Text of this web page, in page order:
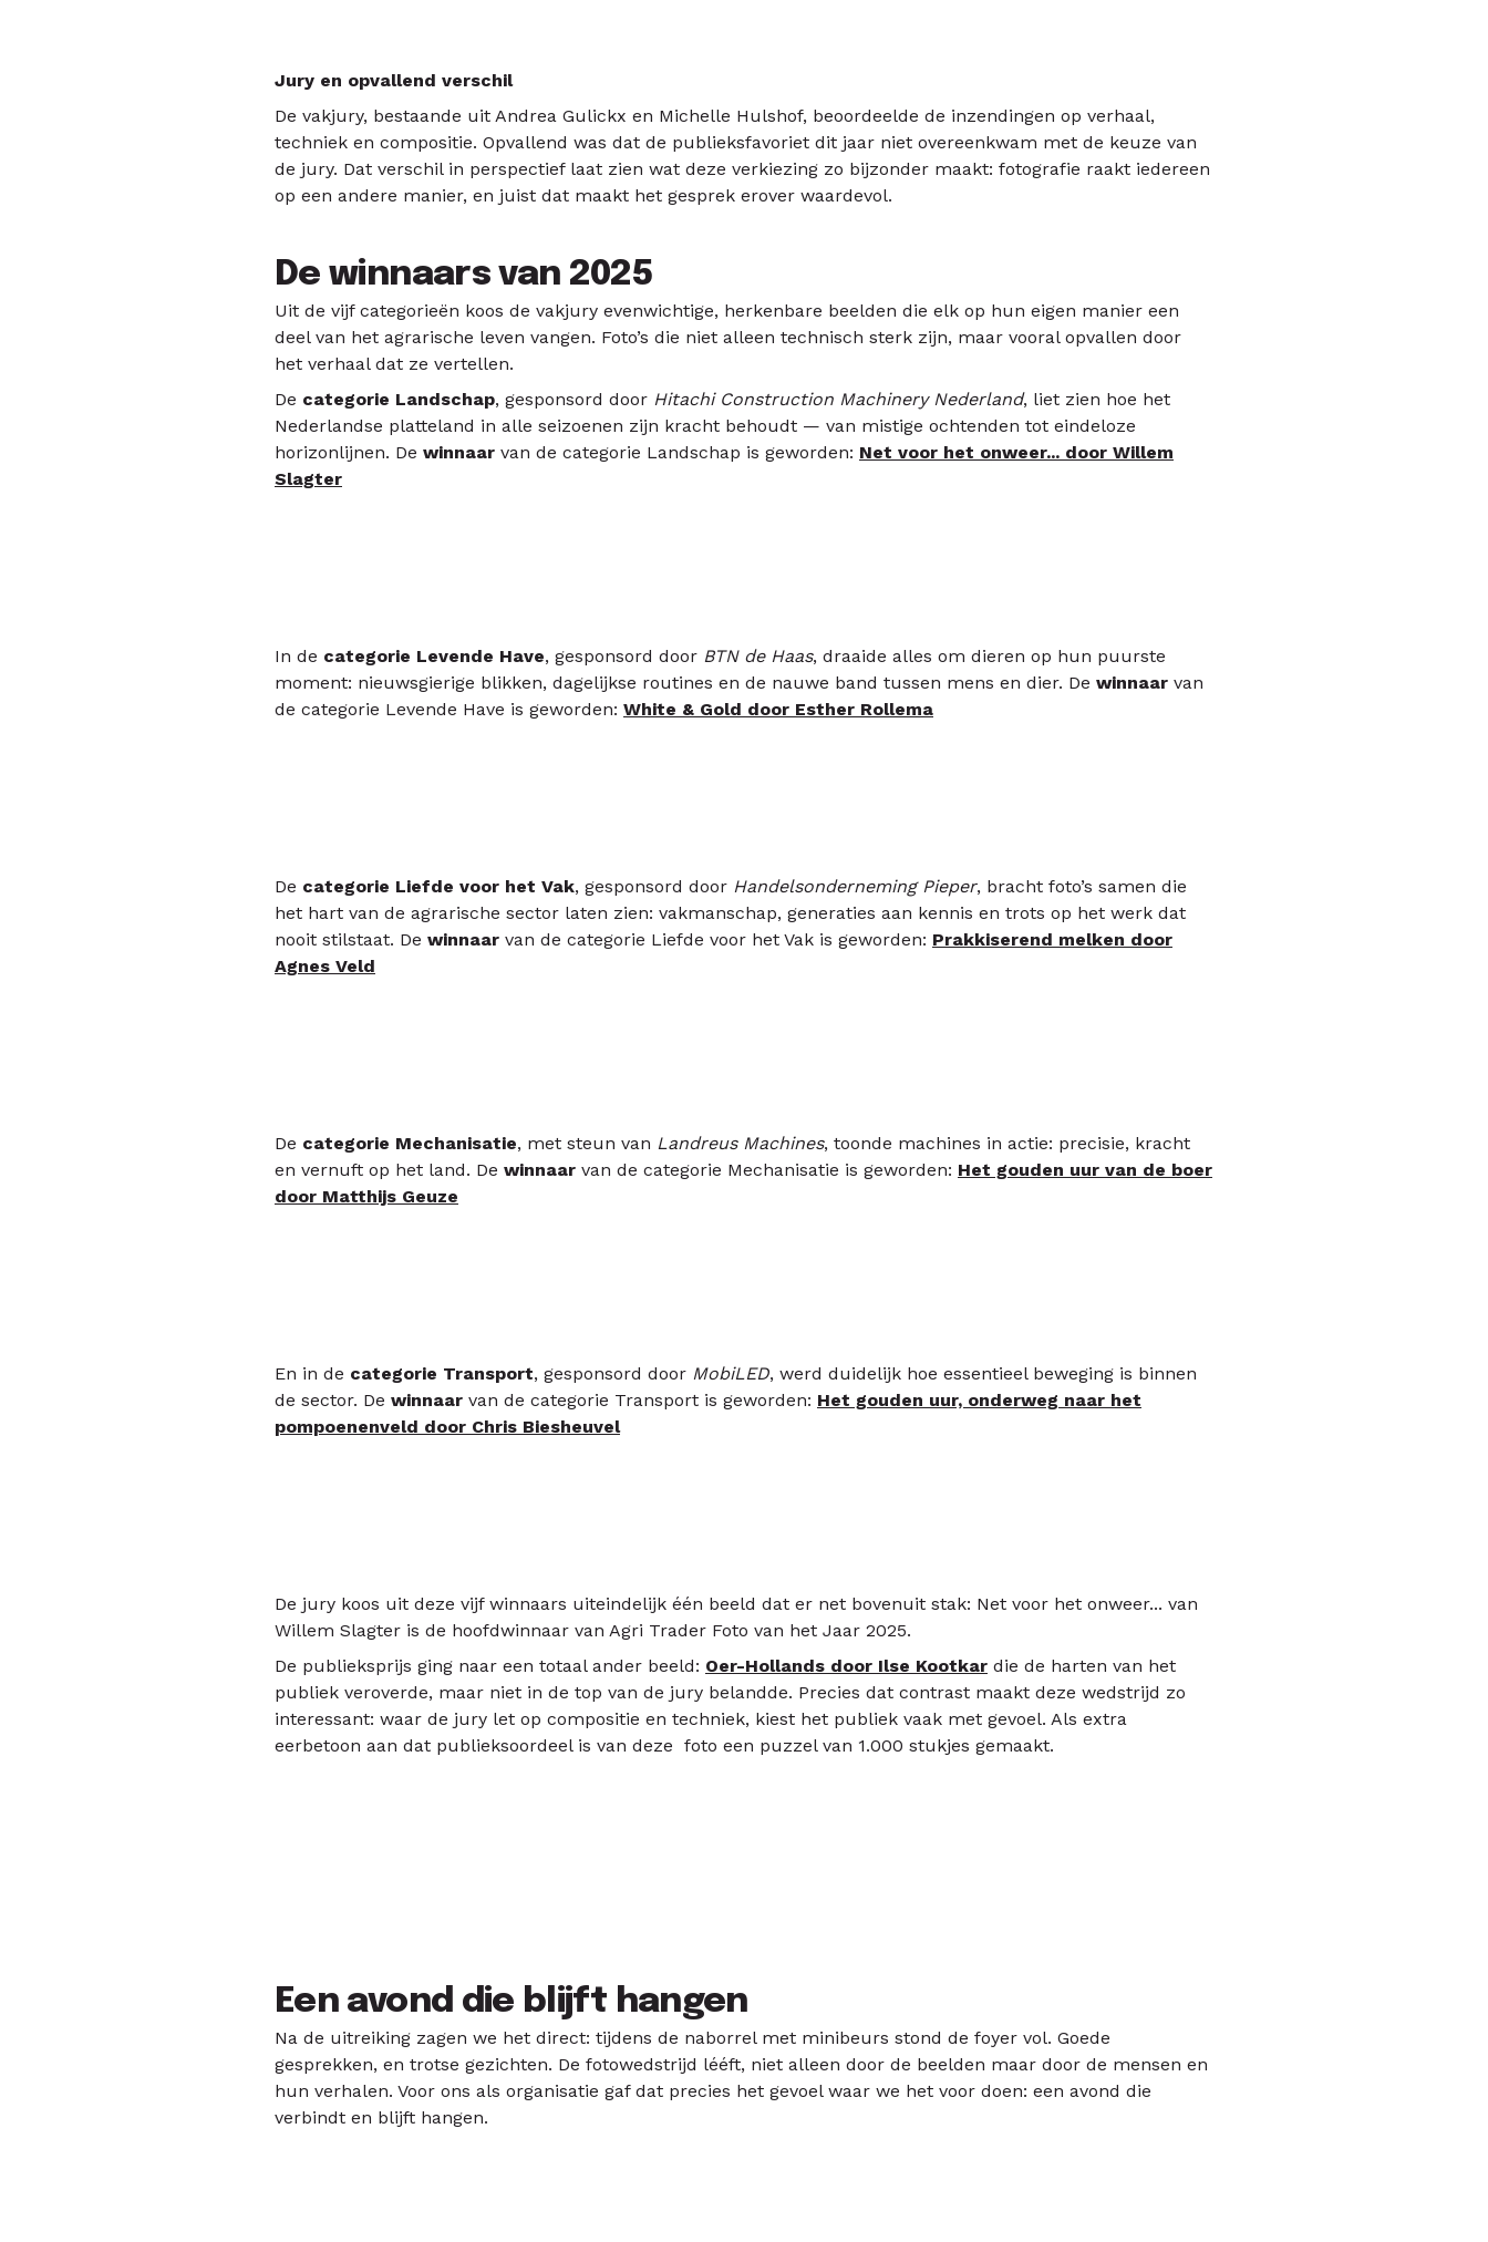
Jury en opvallend verschil
De vakjury, bestaande uit Andrea Gulickx en Michelle Hulshof, beoordeelde de inzendingen op verhaal,
techniek en compositie. Opvallend was dat de publieksfavoriet dit jaar niet overeenkwam met de keuze van
de jury. Dat verschil in perspectief laat zien wat deze verkiezing zo bijzonder maakt: fotografie raakt iedereen
op een andere manier, en juist dat maakt het gesprek erover waardevol.
De winnaars van 2025
Uit de vijf categorieën koos de vakjury evenwichtige, herkenbare beelden die elk op hun eigen manier een
deel van het agrarische leven vangen. Foto’s die niet alleen technisch sterk zijn, maar vooral opvallen door
het verhaal dat ze vertellen.
De categorie Landschap, gesponsord door Hitachi Construction Machinery Nederland, liet zien hoe het
Nederlandse platteland in alle seizoenen zijn kracht behoudt — van mistige ochtenden tot eindeloze
horizonlijnen. De winnaar van de categorie Landschap is geworden: Net voor het onweer... door Willem
Slagter
In de categorie Levende Have, gesponsord door BTN de Haas, draaide alles om dieren op hun puurste
moment: nieuwsgierige blikken, dagelijkse routines en de nauwe band tussen mens en dier. De winnaar van
de categorie Levende Have is geworden: White & Gold door Esther Rollema
De categorie Liefde voor het Vak, gesponsord door Handelsonderneming Pieper, bracht foto’s samen die
het hart van de agrarische sector laten zien: vakmanschap, generaties aan kennis en trots op het werk dat
nooit stilstaat. De winnaar van de categorie Liefde voor het Vak is geworden: Prakkiserend melken door
Agnes Veld
De categorie Mechanisatie, met steun van Landreus Machines, toonde machines in actie: precisie, kracht
en vernuft op het land. De winnaar van de categorie Mechanisatie is geworden: Het gouden uur van de boer
door Matthijs Geuze
En in de categorie Transport, gesponsord door MobiLED, werd duidelijk hoe essentieel beweging is binnen
de sector. De winnaar van de categorie Transport is geworden: Het gouden uur, onderweg naar het
pompoenenveld door Chris Biesheuvel
De jury koos uit deze vijf winnaars uiteindelijk één beeld dat er net bovenuit stak: Net voor het onweer... van
Willem Slagter is de hoofdwinnaar van Agri Trader Foto van het Jaar 2025.
De publieksprijs ging naar een totaal ander beeld: Oer-Hollands door Ilse Kootkar die de harten van het
publiek veroverde, maar niet in de top van de jury belandde. Precies dat contrast maakt deze wedstrijd zo
interessant: waar de jury let op compositie en techniek, kiest het publiek vaak met gevoel. Als extra
eerbetoon aan dat publieksoordeel is van deze foto een puzzel van 1.000 stukjes gemaakt.
Een avond die blijft hangen
Na de uitreiking zagen we het direct: tijdens de naborrel met minibeurs stond de foyer vol. Goede
gesprekken, en trotse gezichten. De fotowedstrijd lééft, niet alleen door de beelden maar door de mensen en
hun verhalen. Voor ons als organisatie gaf dat precies het gevoel waar we het voor doen: een avond die
verbindt en blijft hangen.